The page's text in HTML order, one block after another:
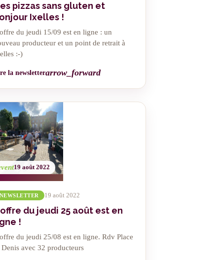
pizzas sans gluten et
Ixelles !
du jeudi 15/09 est en ligne : un
producteur et un point de retrait à
:-)
la newsletterarrow_forward
19 août 2022
19 août 2022
du jeudi 25 août est en
!
du jeudi 25/08 est en ligne. Rdv Place
Denis avec 32 producteurs